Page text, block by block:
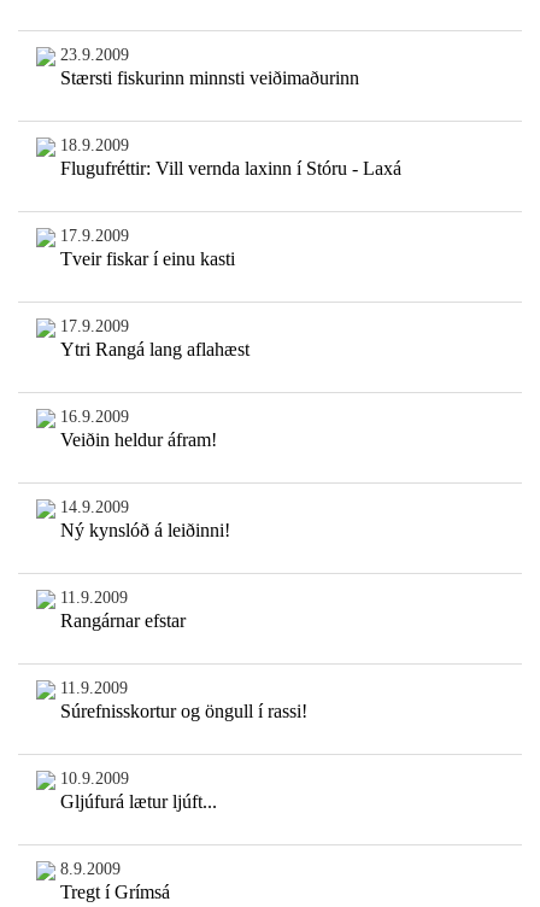
23.9.2009
Stærsti fiskurinn minnsti veiðimaðurinn
18.9.2009
Flugufréttir: Vill vernda laxinn í Stóru - Laxá
17.9.2009
Tveir fiskar í einu kasti
17.9.2009
Ytri Rangá lang aflahæst
16.9.2009
Veiðin heldur áfram!
14.9.2009
Ný kynslóð á leiðinni!
11.9.2009
Rangárnar efstar
11.9.2009
Súrefnisskortur og öngull í rassi!
10.9.2009
Gljúfurá lætur ljúft...
8.9.2009
Tregt í Grímsá